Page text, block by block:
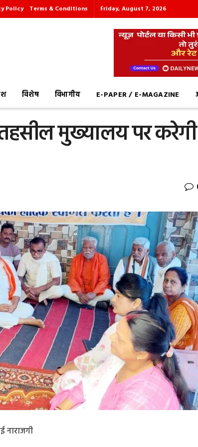
Policy Terms & Conditions Friday, August 7, 2026
विशेष विभागीय E-PAPER / E-MAGAZINE
मुख्यालय पर करेगी
नाराजगी